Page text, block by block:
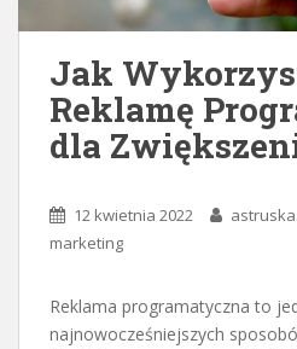
Jak
Reklamę
dla
12 kwietnia 2022
marketing
Reklama programatyczna to
najnowocześniejszych